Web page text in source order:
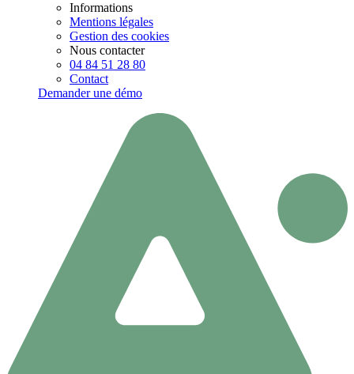
Informations
Mentions légales
Gestion des cookies
Nous contacter
04 84 51 28 80
Contact
Demander une démo